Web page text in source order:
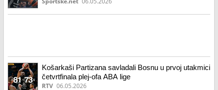
Košarkaši Partizana savladali Bosnu u prvoj utakmici
četvrtfinala plej-ofa ABA lige
RTV 06.05.2026